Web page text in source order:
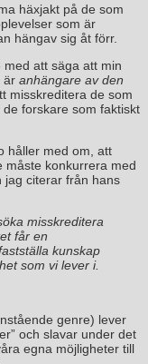
häxjakt på de som
som är
hängav sig åt förr.
att säga att min
är anhängare av den
misskreditera de som
forskare som faktiskt
håller med om, att
måste konkurrera med
jag citerar från hans
misskreditera
får en
kunskap
som vi lever i.
genre) lever
och slavar under det
egna möjligheter till